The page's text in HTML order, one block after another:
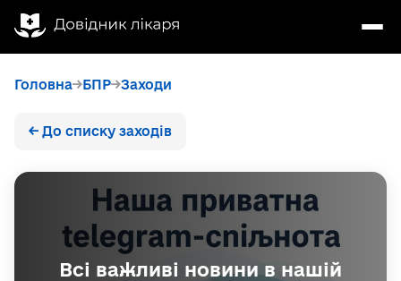
Головна БПР Заходи
← До списку заходів
Всі важливі новини в нашій